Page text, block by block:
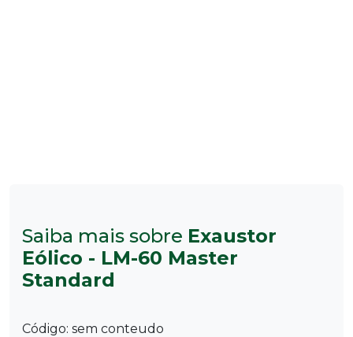
Saiba mais sobre Exaustor
Eólico - LM-60 Master
Standard
Código: sem conteudo